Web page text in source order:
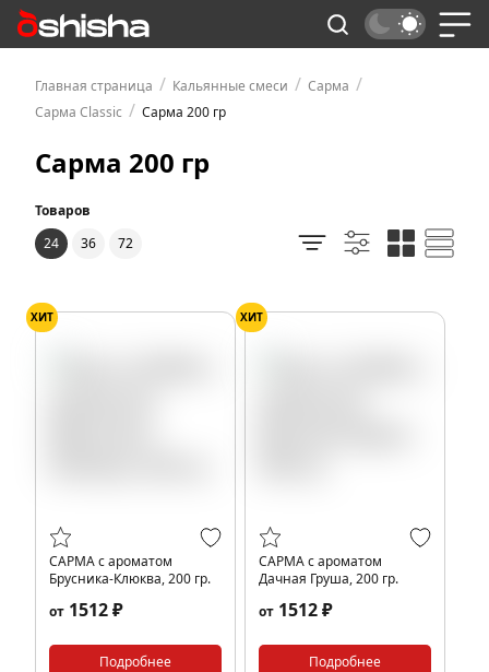
Главная страница / Кальянные смеси / Сарма /
Сарма Classic / Сарма 200 гр
Сарма 200 гр
Товаров
24
36 72
ХИТ
САРМА с ароматом
Брусника-Клюква, 200 гр.
от 1512 ₽
Подробнее
ХИТ
САРМА с ароматом
Дачная Груша, 200 гр.
от 1512 ₽
Подробнее